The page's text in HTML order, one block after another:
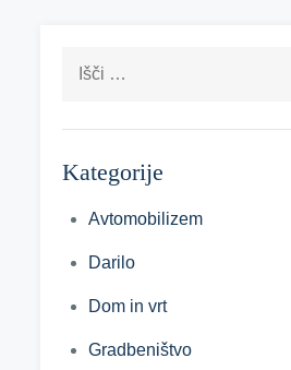
Kategorije
Avtomobilizem
Darilo
Dom in vrt
Gradbeništvo